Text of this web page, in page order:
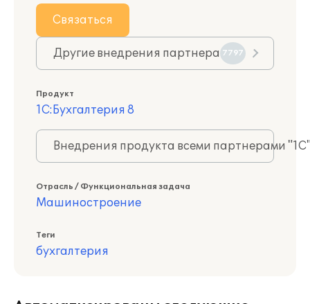
Связаться
Другие внедрения партнера 7797
Продукт
1С:Бухгалтерия 8
Внедрения продукта всеми партнерами
Отрасль / Функциональная задача
Машиностроение
Теги
бухгалтерия